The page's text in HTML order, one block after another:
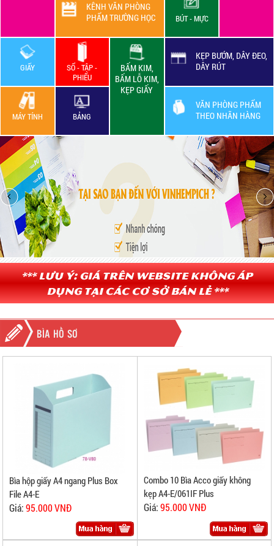
KÊNH VĂN PHÒNG
PHẨM TRƯỜNG HỌC
BÚT - MỰC
GIẤY
SỔ - TẬP -
PHIẾU
BẤM KIM,
BẤM LỖ KIM,
KẸP GIẤY
KẸP BƯỚM, DÂY ĐEO,
DÂY RÚT
VĂN PHÒNG PHẨM
THEO NHÃN HÀNG
MÁY TÍNH BẢNG
*** Lưu ý: Giá trên website không áp
dụng tại các cơ sở bán lẻ ***
BÌA HỒ SƠ
Bìa hộp giấy A4 ngang Plus Box
File A4-E
Giá:95.000 VNĐ
Combo 10 Bìa Acco giấy không
kẹp A4-E/061IF Plus
Giá:95.000 VNĐ